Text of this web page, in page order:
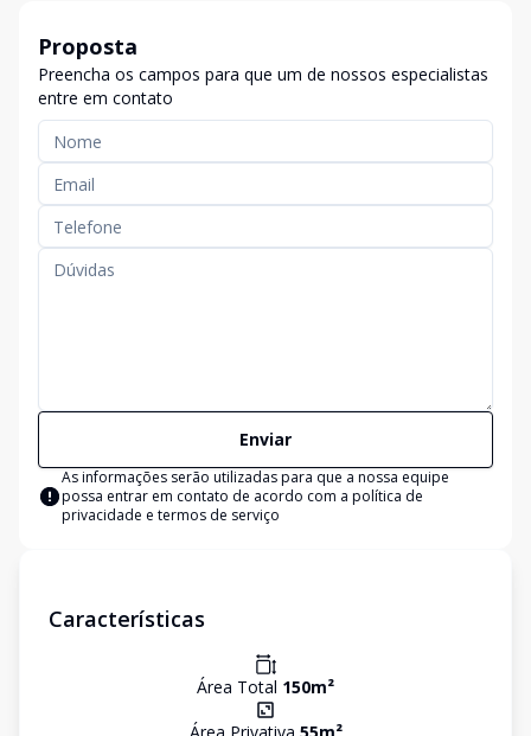
Proposta
Preencha os campos para que um de nossos especialistas
entre em contato
Enviar
As informações serão utilizadas para que a nossa equipe
possa entrar em contato de acordo com a política de
privacidade e termos de serviço
Características
Área Total 150m²